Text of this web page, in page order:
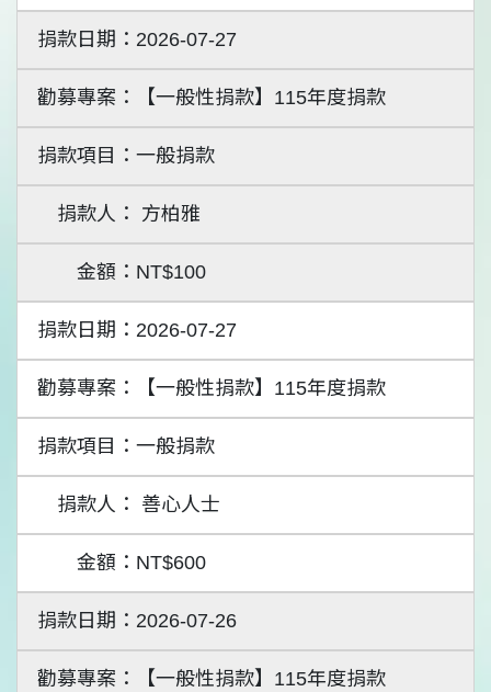
2026-07-27
【一般性捐款】115年度捐款
一般捐款
方柏雅
NT$100
2026-07-27
【一般性捐款】115年度捐款
一般捐款
善心人士
NT$600
2026-07-26
【一般性捐款】115年度捐款